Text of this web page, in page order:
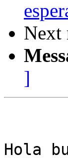
Next
]
Hola